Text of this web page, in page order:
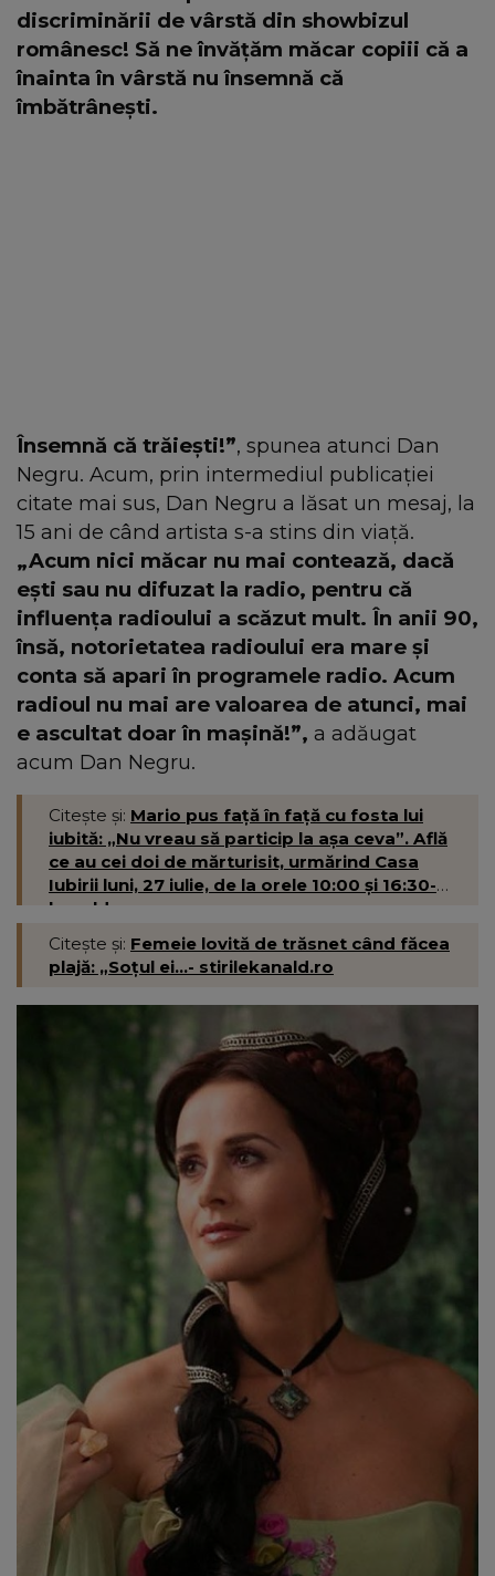
discriminării de vârstă din showbizul
românesc! Să ne învățăm măcar copiii că a
înainta în vârstă nu însemnă că
îmbătrânești.
Însemnă că trăiești!”, spunea atunci Dan
Negru. Acum, prin intermediul publicației
citate mai sus, Dan Negru a lăsat un mesaj, la
15 ani de când artista s-a stins din viață.
„Acum nici măcar nu mai contează, dacă
ești sau nu difuzat la radio, pentru că
influența radioului a scăzut mult. În anii 90,
însă, notorietatea radioului era mare și
conta să apari în programele radio. Acum
radioul nu mai are valoarea de atunci, mai
e ascultat doar în mașină!”, a adăugat
acum Dan Negru.
Citește și: Mario pus față în față cu fosta lui
iubită: „Nu vreau să particip la așa ceva”. Află
ce au cei doi de mărturisit, urmărind Casa
Iubirii luni, 27 iulie, de la orele 10:00 și 16:30-
kanald.ro
Citește și: Femeie lovită de trăsnet când făcea
plajă: „Soțul ei...- stirilekanald.ro